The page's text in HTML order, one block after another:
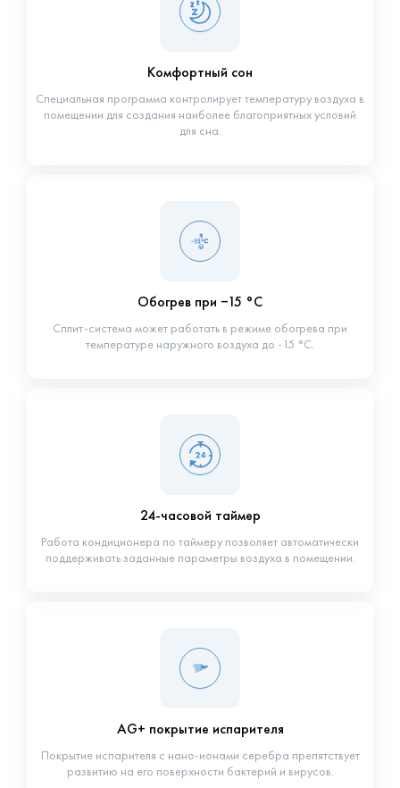
Комфортный сон
Специальная программа контролирует температуру воздуха в
помещении для создания наиболее благоприятных условий
для сна.
Обогрев при −15 °С
Сплит-система может работать в режиме обогрева при
температуре наружного воздуха до -15 °С.
24-часовой таймер
Работа кондиционера по таймеру позволяет автоматически
поддерживать заданные параметры воздуха в помещении.
AG+ покрытие испарителя
Покрытие испарителя с нано-ионами серебра препятствует
развитию на его поверхности бактерий и вирусов.